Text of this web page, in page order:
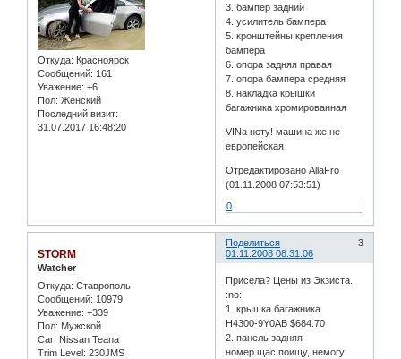
Откуда: Красноярск
Сообщений: 161
Уважение: +6
Пол: Женский
Последний визит:
31.07.2017 16:48:20
3. бампер задний
4. усилитель бампера
5. кронштейны крепления
бампера
6. опора задняя правая
7. опора бампера средняя
8. накладка крышки
багажника хромированная
VINа нету! машина же не
европейская
Отредактировано AllaFro
(01.11.2008 07:53:51)
0
Поделиться
3
01.11.2008 08:31:06
STORM
Watcher
Откуда: Ставрополь
Сообщений: 10979
Уважение: +339
Пол: Мужской
Car: Nissan Teana
Trim Level: 230JMS
Присела? Цены из Экзиста.
:no:
1. крышка багажника
H4300-9Y0AB $684.70
2. панель задняя
номер щас поищу, немогу